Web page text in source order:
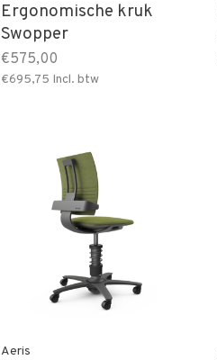
Ergonomische kruk
Swopper
€575,00
€695,75 Incl. btw
Aeris